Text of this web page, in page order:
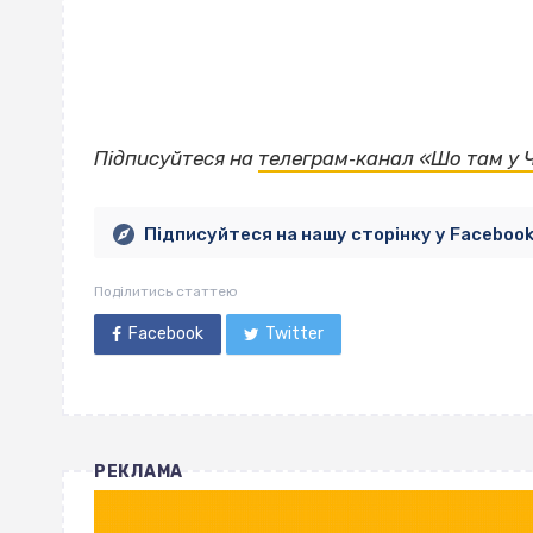
Підписуйтеся на телеграм‐канал «Шо там у
Підписуйтеся на нашу сторінку у Facebook
Поділитись статтею
Facebook Twitter
РЕКЛАМА